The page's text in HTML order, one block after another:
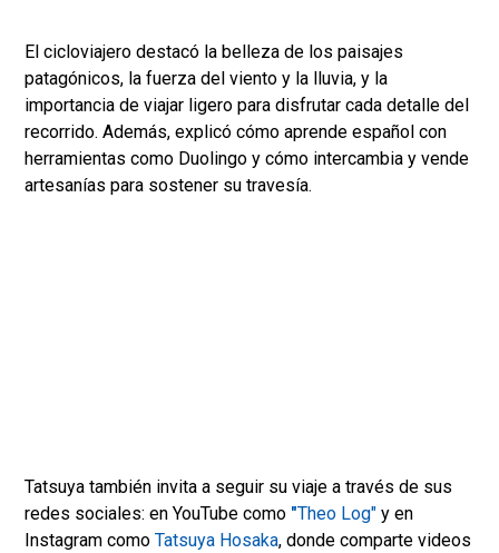
El cicloviajero destacó la belleza de los paisajes
patagónicos, la fuerza del viento y la lluvia, y la
importancia de viajar ligero para disfrutar cada detalle del
recorrido. Además, explicó cómo aprende español con
herramientas como Duolingo y cómo intercambia y vende
artesanías para sostener su travesía.
Tatsuya también invita a seguir su viaje a través de sus
redes sociales: en YouTube como "Theo Log" y en
Instagram como Tatsuya Hosaka, donde comparte videos